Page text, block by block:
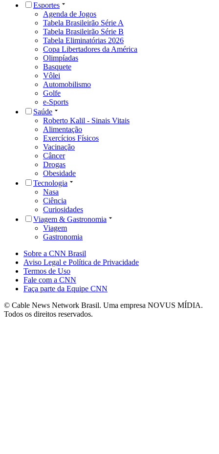
Esportes
Agenda de Jogos
Tabela Brasileirão Série A
Tabela Brasileirão Série B
Tabela Eliminatórias 2026
Copa Libertadores da América
Olimpíadas
Basquete
Vôlei
Automobilismo
Golfe
e-Sports
Saúde
Roberto Kalil - Sinais Vitais
Alimentação
Exercícios Físicos
Vacinação
Câncer
Drogas
Obesidade
Tecnologia
Nasa
Ciência
Curiosidades
Viagem & Gastronomia
Viagem
Gastronomia
Sobre a CNN Brasil
Aviso Legal e Política de Privacidade
Termos de Uso
Fale com a CNN
Faça parte da Equipe CNN
© Cable News Network Brasil. Uma empresa NOVUS MÍDIA.
Todos os direitos reservados.